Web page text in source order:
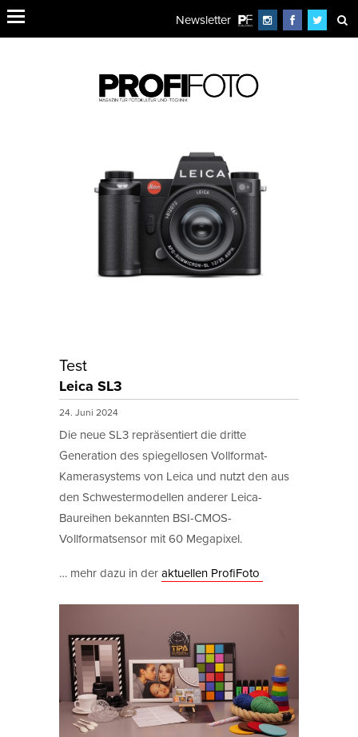
Newsletter
Test
Leica SL3
24. Juni 2024
Die neue SL3 repräsentiert die dritte
Generation des spiegellosen Vollformat-
Kamerasystems von Leica und nutzt den aus
den Schwestermodellen anderer Leica-
Baureihen bekannten BSI-CMOS-
Vollformatsensor mit 60 Megapixel.
… mehr dazu in deraktuellen ProfiFoto